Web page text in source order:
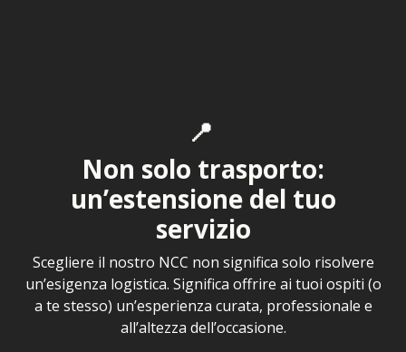
📍
Non solo trasporto:
un’estensione del tuo
servizio
Scegliere il nostro NCC non significa solo risolvere
un’esigenza logistica. Significa offrire ai tuoi ospiti (o
a te stesso) un’esperienza curata, professionale e
all’altezza dell’occasione.